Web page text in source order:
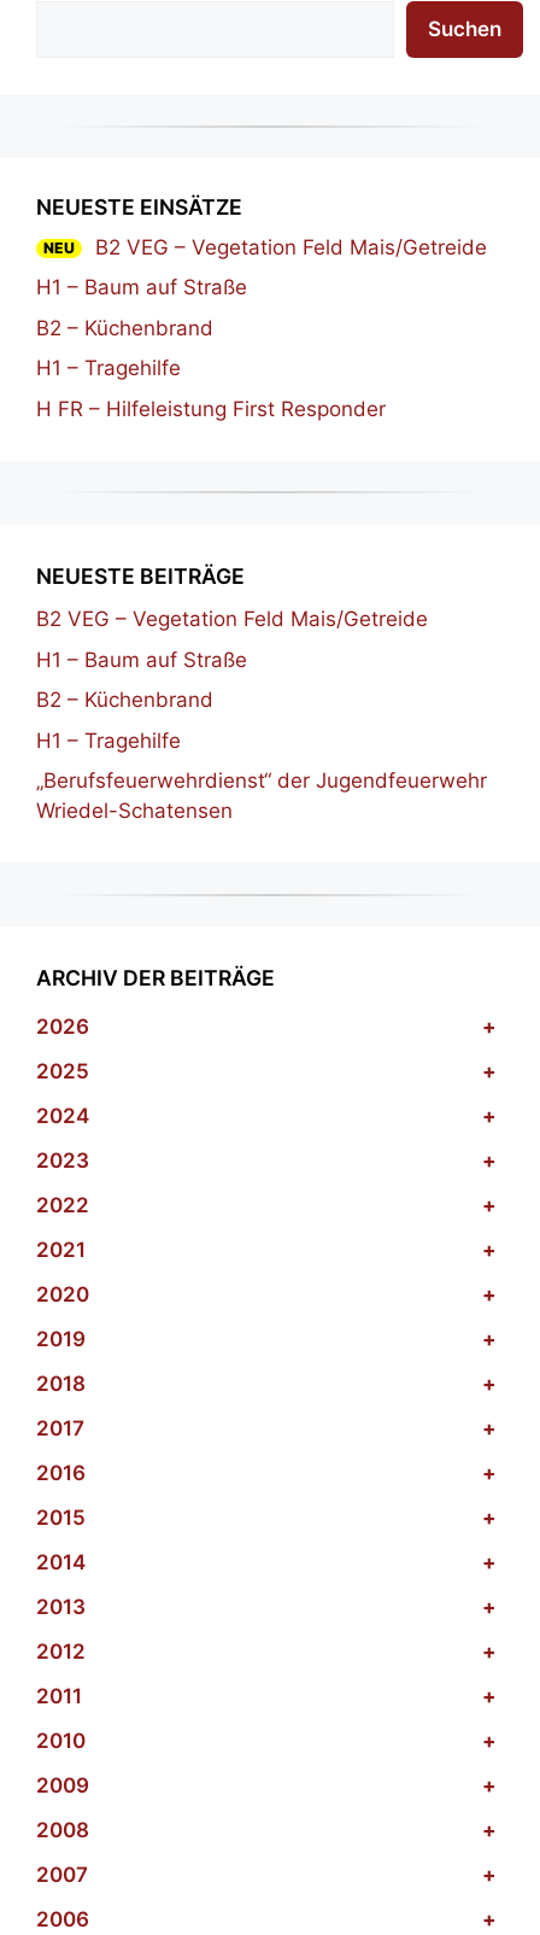
Suchen
NEUESTE EINSÄTZE
NEU
B2 VEG – Vegetation Feld Mais/Getreide
H1 – Baum auf Straße
B2 – Küchenbrand
H1 – Tragehilfe
H FR – Hilfeleistung First Responder
NEUESTE BEITRÄGE
B2 VEG – Vegetation Feld Mais/Getreide
H1 – Baum auf Straße
B2 – Küchenbrand
H1 – Tragehilfe
„Berufsfeuerwehrdienst“ der Jugendfeuerwehr
Wriedel-Schatensen
ARCHIV DER BEITRÄGE
2026
+
2025
+
2024
+
2023
+
2022
+
2021
+
2020
+
2019
+
2018
+
2017
+
2016
+
2015
+
2014
+
2013
+
2012
+
2011
+
2010
+
2009
+
2008
+
2007
+
2006
+